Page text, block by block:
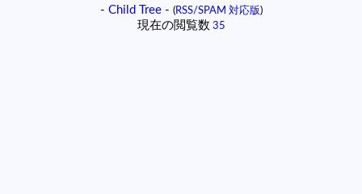
- Child Tree- (RSS/SPAM 対応版)
現在の閲覧数 35